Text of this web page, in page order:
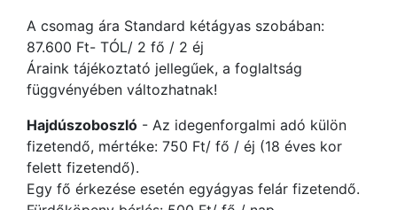
A csomag ára Standard kétágyas szobában:
87.600 Ft- TÓL/ 2 fő / 2 éj
Áraink tájékoztató jellegűek, a foglaltság
függvényében változhatnak!
Hajdúszoboszló - Az idegenforgalmi adó külön
fizetendő, mértéke: 750 Ft/ fő / éj (18 éves kor
felett fizetendő).
Egy fő érkezése esetén egyágyas felár fizetendő.